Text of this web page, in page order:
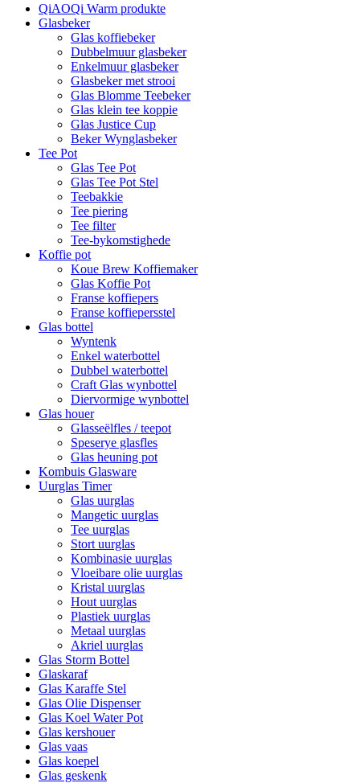
QiAOQi Warm produkte
Glasbeker
Glas koffiebeker
Dubbelmuur glasbeker
Enkelmuur glasbeker
Glasbeker met strooi
Glas Blomme Teebeker
Glas klein tee koppie
Glas Justice Cup
Beker Wynglasbeker
Tee Pot
Glas Tee Pot
Glas Tee Pot Stel
Teebakkie
Tee piering
Tee filter
Tee-bykomstighede
Koffie pot
Koue Brew Koffiemaker
Glas Koffie Pot
Franse koffiepers
Franse koffiepersstel
Glas bottel
Wyntenk
Enkel waterbottel
Dubbel waterbottel
Craft Glas wynbottel
Diervormige wynbottel
Glas houer
Glasseëlfles / teepot
Speserye glasfles
Glas heuning pot
Kombuis Glasware
Uurglas Timer
Glas uurglas
Mangetic uurglas
Tee uurglas
Stort uurglas
Kombinasie uurglas
Vloeibare olie uurglas
Kristal uurglas
Hout uurglas
Plastiek uurglas
Metaal uurglas
Akriel uurglas
Glas Storm Bottel
Glaskaraf
Glas Karaffe Stel
Glas Olie Dispenser
Glas Koel Water Pot
Glas kershouer
Glas vaas
Glas koepel
Glas geskenk